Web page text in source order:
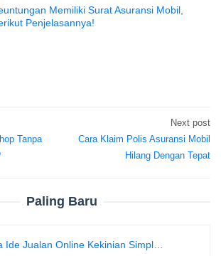
Memiliki Surat Asuransi Mobil,
Penjelasannya!
Tanpa
Next post
Cara Klaim Polis Asuransi Mobil
Hilang Dengan Tepat
Paling Baru
Ide Jualan Online Kekinian Simpl…